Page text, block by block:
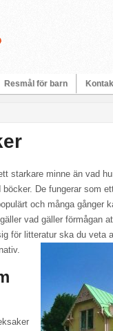
Resmål för barn
starkare minne än vad
De fungerar som
och många gånger
vad gäller förmågan
för litteratur ska du veta